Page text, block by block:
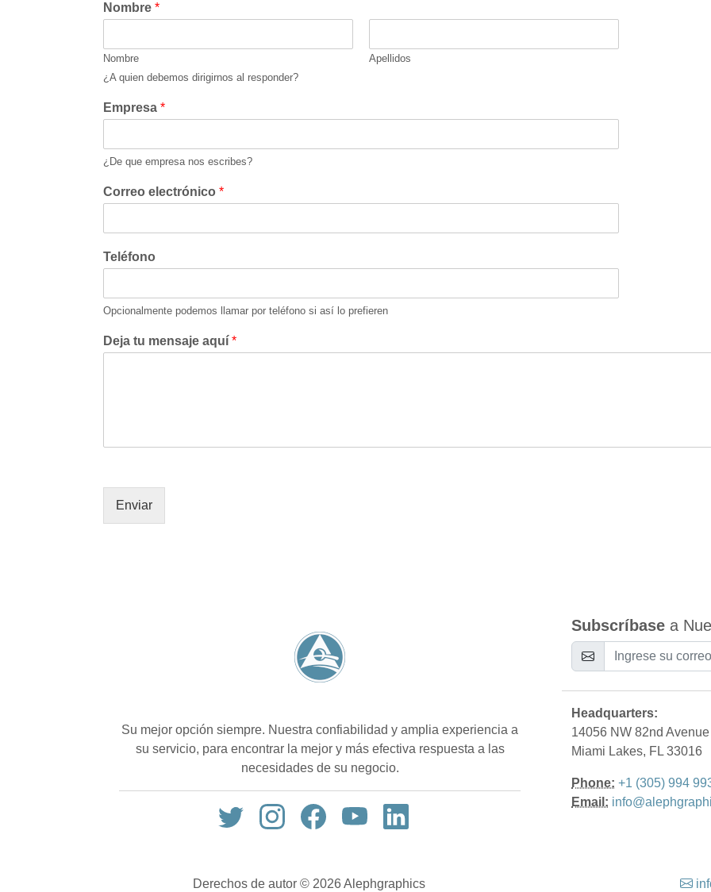
Nombre *
Nombre
Apellidos
¿A quien debemos dirigirnos al responder?
Empresa *
¿De que empresa nos escribes?
Correo electrónico *
Teléfono
Opcionalmente podemos llamar por teléfono si así lo prefieren
Deja tu mensaje aquí *
Enviar
Su mejor opción siempre. Nuestra confiabilidad y amplia experiencia a
su servicio, para encontrar la mejor y más efectiva respuesta a las
necesidades de su negocio.
Subscríbase a
Headquarters:
14056 NW 82nd Avenue
Miami Lakes, FL 33016
Phone: +1 (305) 994
Email:
Derechos de autor © 2026 Alephgraphics